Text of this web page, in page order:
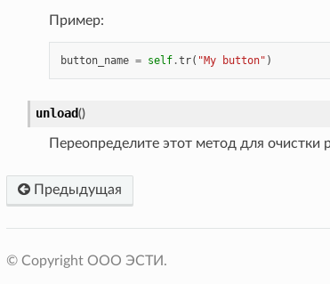
Пример:
button_name = self.tr( "My button" )
unload()
Переопределите этот метод для очистки
Предыдущая
© Copyright OOO ЭСТИ.